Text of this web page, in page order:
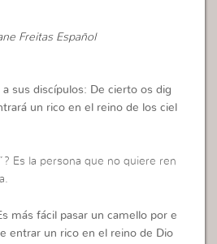
Freitas Español
a sus discípulos: De cierto os dig
un rico en el reino de los ciel
Es la persona que no quiere ren
más fácil pasar un camello por e
entrar un rico en el reino de Dio